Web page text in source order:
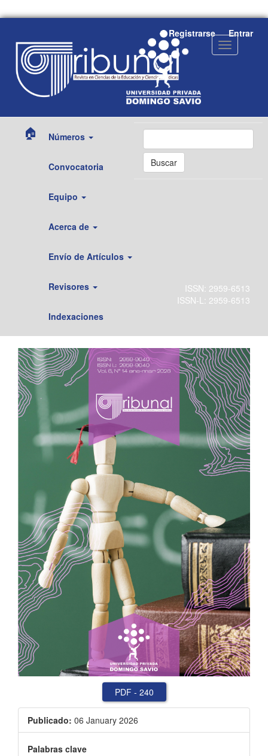
Contenido
principal
Barra
lateral
Registrarse
Entrar
Toggle
navigation
🏠 Números
Convocatoria
Equipo
Acerca de
Envío de Artículos
Revisores
Indexaciones
Buscar
PDF - 240
Publicado: 06 January 2026
Palabras clave